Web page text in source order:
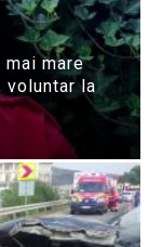
mare
voluntar la